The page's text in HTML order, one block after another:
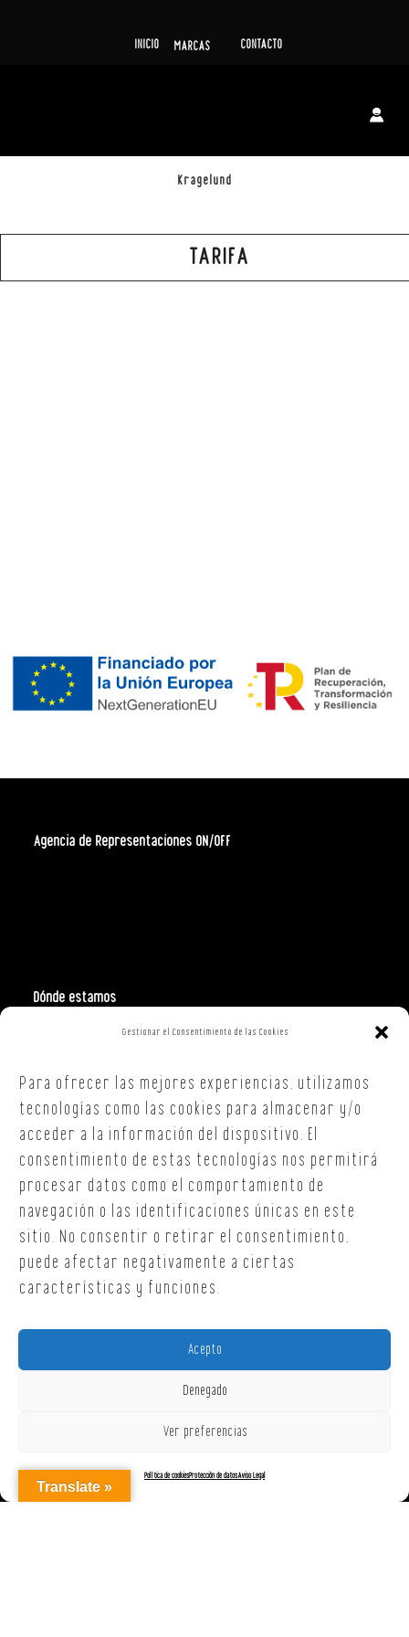
Gestionar el Consentimiento de las Cookies
Para ofrecer las mejores experiencias, utilizamos
tecnologías como las cookies para almacenar y/o
acceder a la información del dispositivo. El
consentimiento de estas tecnologías nos permitirá
procesar datos como el comportamiento de
navegación o las identificaciones únicas en este
sitio. No consentir o retirar el consentimiento,
puede afectar negativamente a ciertas
características y funciones.
Acepto
Denegado
Ver preferencias
Política de cookiesProtección de datosAviso Legal
INICIO MARCAS CONTACTO
Kragelund
TARIFA
Agencia de Representaciones ON/OFF
Dónde estamos
Polign. Ind. Costa Vella
15707, Santiago de Compostela
A Coruña
T. +34 654 30 90 36
Translate »